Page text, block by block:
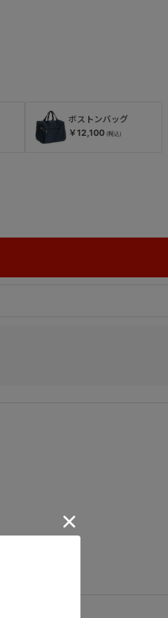
ポイント。
ボストンバッグ
￥12,100